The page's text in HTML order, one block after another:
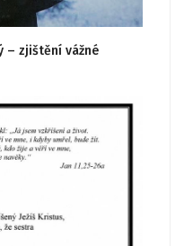
– zjištění vážné